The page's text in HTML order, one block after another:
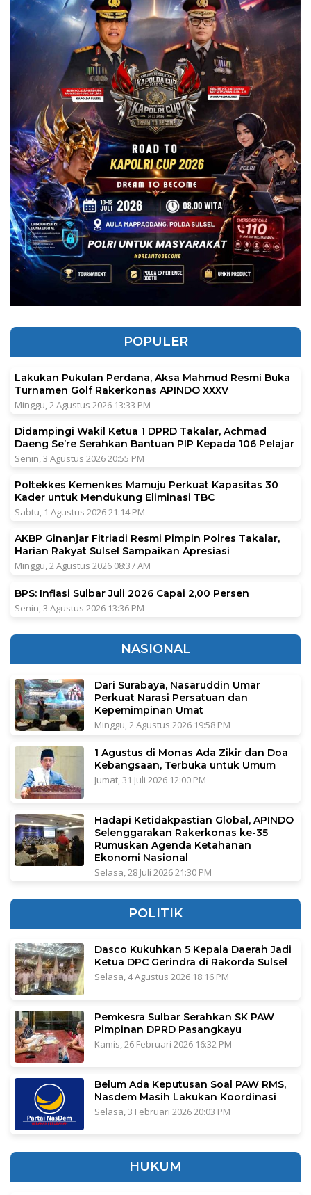
POPULER
Lakukan Pukulan Perdana, Aksa Mahmud Resmi Buka
Turnamen Golf Rakerkonas APINDO XXXV
Minggu, 2 Agustus 2026 13:33 PM
Didampingi Wakil Ketua 1 DPRD Takalar, Achmad
Daeng Se’re Serahkan Bantuan PIP Kepada 106 Pelajar
Senin, 3 Agustus 2026 20:55 PM
Poltekkes Kemenkes Mamuju Perkuat Kapasitas 30
Kader untuk Mendukung Eliminasi TBC
Sabtu, 1 Agustus 2026 21:14 PM
AKBP Ginanjar Fitriadi Resmi Pimpin Polres Takalar,
Harian Rakyat Sulsel Sampaikan Apresiasi
Minggu, 2 Agustus 2026 08:37 AM
BPS: Inflasi Sulbar Juli 2026 Capai 2,00 Persen
Senin, 3 Agustus 2026 13:36 PM
NASIONAL
Dari Surabaya, Nasaruddin Umar
Perkuat Narasi Persatuan dan
Kepemimpinan Umat
Minggu, 2 Agustus 2026 19:58 PM
1 Agustus di Monas Ada Zikir dan Doa
Kebangsaan, Terbuka untuk Umum
Jumat, 31 Juli 2026 12:00 PM
Hadapi Ketidakpastian Global, APINDO
Selenggarakan Rakerkonas ke-35
Rumuskan Agenda Ketahanan
Ekonomi Nasional
Selasa, 28 Juli 2026 21:30 PM
POLITIK
Dasco Kukuhkan 5 Kepala Daerah Jadi
Ketua DPC Gerindra di Rakorda Sulsel
Selasa, 4 Agustus 2026 18:16 PM
Pemkesra Sulbar Serahkan SK PAW
Pimpinan DPRD Pasangkayu
Kamis, 26 Februari 2026 16:32 PM
Belum Ada Keputusan Soal PAW RMS,
Nasdem Masih Lakukan Koordinasi
Selasa, 3 Februari 2026 20:03 PM
HUKUM